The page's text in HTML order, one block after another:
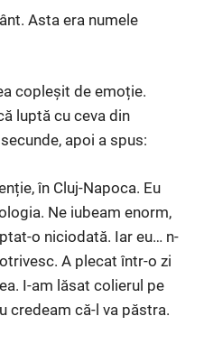
Asta era numele
copleșit de emoție.
luptă cu ceva din
apoi a spus:
în Cluj-Napoca. Eu
Ne iubeam enorm,
o niciodată. Iar eu… n-
A plecat într-o zi
I-am lăsat colierul pe
credeam că-l va păstra.